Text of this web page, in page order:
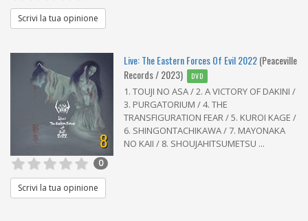
Scrivi la tua opinione
8
Live: The Eastern Forces Of Evil 2022(Peaceville
Records / 2023)
DVD
1. TOUJI NO ASA / 2. A VICTORY OF DAKINI /
3. PURGATORIUM / 4. THE
TRANSFIGURATION FEAR / 5. KUROI KAGE /
6. SHINGONTACHIKAWA / 7. MAYONAKA
NO KAII / 8. SHOUJAHITSUMETSU ...
0
Scrivi la tua opinione